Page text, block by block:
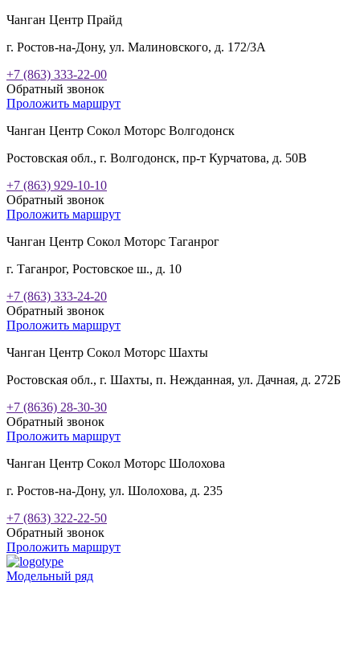
Чанган Центр Прайд
г. Ростов-на-Дону, ул. Малиновского, д. 172/3А
+7 (863) 333-22-00
Обратный звонок
Проложить маршрут
Чанган Центр Сокол Моторс Волгодонск
Ростовская обл., г. Волгодонск, пр-т Курчатова, д. 50В
+7 (863) 929-10-10
Обратный звонок
Проложить маршрут
Чанган Центр Сокол Моторс Таганрог
г. Таганрог, Ростовское ш., д. 10
+7 (863) 333-24-20
Обратный звонок
Проложить маршрут
Чанган Центр Сокол Моторс Шахты
Ростовская обл., г. Шахты, п. Нежданная, ул. Дачная, д. 272Б
+7 (8636) 28-30-30
Обратный звонок
Проложить маршрут
Чанган Центр Сокол Моторс Шолохова
г. Ростов-на-Дону, ул. Шолохова, д. 235
+7 (863) 322-22-50
Обратный звонок
Проложить маршрут
Модельный ряд